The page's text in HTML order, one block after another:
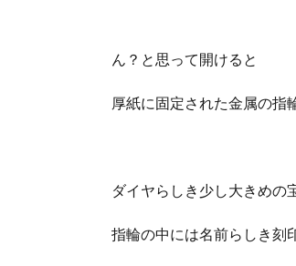
ん？と思って開けると
厚紙に固定された金属の指
ダイヤらしき少し大きめの
指輪の中には名前らしき刻